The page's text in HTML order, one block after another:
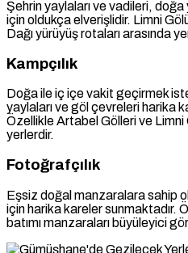
Şehrin yaylaları ve vadileri,
için oldukça elverişlidir. Limni
Dağı yürüyüş rotaları arasında
Kampçılık
Doğa ile iç içe vakit geçirmek
yaylaları ve göl çevreleri harika
Özellikle Artabel Gölleri ve Limni
yerlerdir.
Fotoğrafçılık
Eşsiz doğal manzaralara sahip
için harika kareler sunmaktadır.
batımı manzaraları büyüleyici